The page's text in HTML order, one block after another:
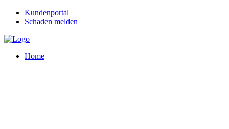
Kundenportal
Schaden melden
Home